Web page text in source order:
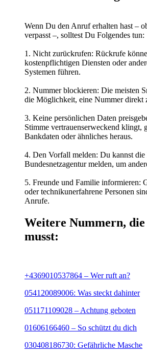
Wenn Du den Anruf erhalten hast –
verpasst –, solltest Du Folgendes tun:
1. Nicht zurückrufen: Rückrufe
kostenpflichtigen Diensten oder
Systemen führen.
2. Nummer blockieren: Die meisten
die Möglichkeit, eine Nummer direkt
3. Keine persönlichen Daten
Stimme vertrauenserweckend klingt,
Bankdaten oder ähnliches heraus.
4. Den Vorfall melden: Du kannst
Bundesnetzagentur melden, um
5. Freunde und Familie informieren:
oder technikunerfahrene Personen
Anrufe.
Weitere Nummern, die
musst:
+4369010537864 – Wer ruft an?
054120089006: Was steckt dahinter
051171109028 – Achtung geboten
01606166460 – So schützt du dich
030408186730: Gefährliche Masche